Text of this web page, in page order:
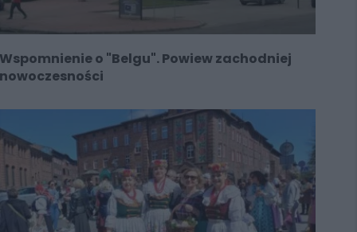
Wspomnienie o "Belgu". Powiew zachodniej
nowoczesności